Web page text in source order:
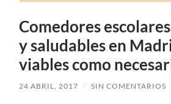
Comedores
y saludables en
viables como
24 ABRIL, 2017 / SIN COMENTARIOS